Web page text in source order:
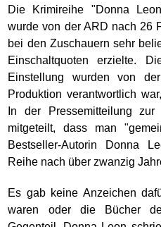
Die Krimireihe "Donna
wurde von der ARD nach 26
bei den Zuschauern sehr
Einschaltquoten erzielte.
Einstellung wurden von
Produktion verantwortlich
In der Pressemitteilung
mitgeteilt, dass man
Bestseller-Autorin Donna
Reihe nach über zwanzig
Es gab keine Anzeichen
waren oder die Bücher